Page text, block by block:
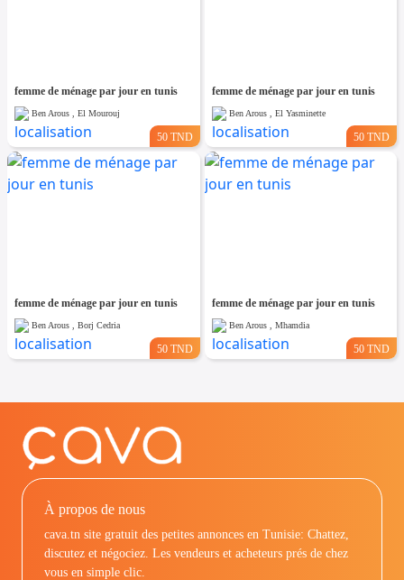
femme de ménage par jour en tunis
Ben Arous , El Mourouj
50 TND
femme de ménage par jour en tunis
Ben Arous , El Yasminette
50 TND
femme de ménage par jour en tunis
Ben Arous , Borj Cedria
50 TND
femme de ménage par jour en tunis
Ben Arous , Mhamdia
50 TND
À propos de nous
cava.tn site gratuit des petites annonces en Tunisie: Chattez,
discutez et négociez. Les vendeurs et acheteurs prés de chez
vous en simple clic.